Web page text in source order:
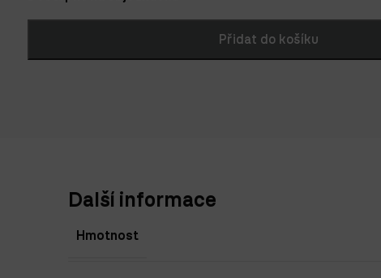
Přidat do košíku
Další informace
Hmotnost